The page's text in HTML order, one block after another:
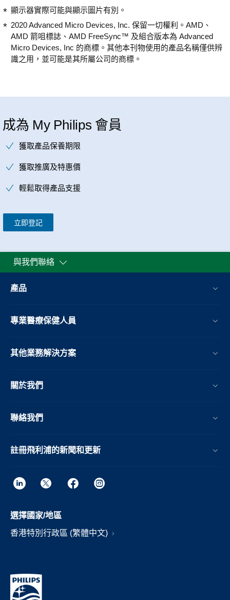
顯示器實際可能與顯示圖片有別。
2020 Advanced Micro Devices, Inc. 保留一切權利。AMD、
AMD 箭咀標誌、AMD FreeSync™ 及組合版本為 Advanced
Micro Devices, Inc 的商標。其他本刊物使用的產品名稱僅供辨
識之用，並可能是其所屬公司的商標。
成為 My Philips 會員
獲取產品保養期限
獲取推廣及特惠價
輕鬆取得產品支援
立即登記
與我們聯絡
產品
專業醫療保健人員
其他業務解決方案​
關於我們
聯絡我們
註冊飛利浦的新聞和更新
選擇國家/地區
香港特別行政區 (繁體中文)